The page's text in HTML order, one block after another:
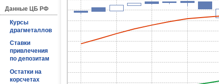
Данные ЦБ РФ
Курсы
драгметаллов
Ставки
привлечения
по депозитам
Остатки на
корсчетах